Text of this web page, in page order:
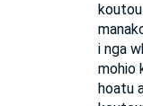
i nga
mohio
hoatu